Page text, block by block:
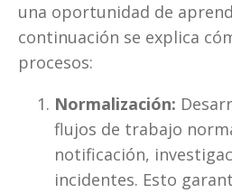
una oportunidad de
continuación se explica
procesos:
Normalización:
flujos de trabajo
notificación,
incidentes. Esto